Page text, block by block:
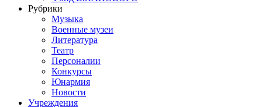
Рубрики
Музыка
Военные музеи
Литература
Театр
Персоналии
Конкурсы
Юнармия
Новости
Учреждения